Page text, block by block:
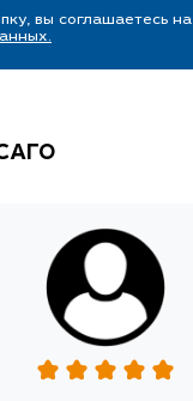
вы соглашаетесь на